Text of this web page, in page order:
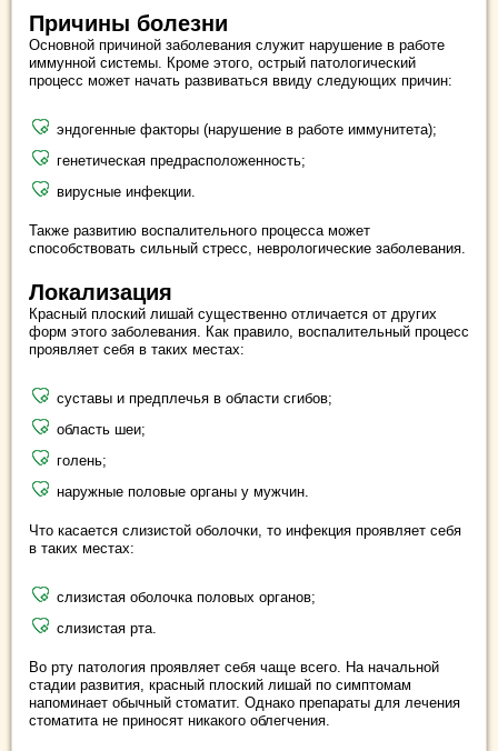
Причины болезни
Основной причиной заболевания служит нарушение в работе
иммунной системы. Кроме этого, острый патологический
процесс может начать развиваться ввиду следующих причин:
эндогенные факторы (нарушение в работе иммунитета);
генетическая предрасположенность;
вирусные инфекции.
Также развитию воспалительного процесса может
способствовать сильный стресс, неврологические заболевания.
Локализация
Красный плоский лишай существенно отличается от других
форм этого заболевания. Как правило, воспалительный процесс
проявляет себя в таких местах:
суставы и предплечья в области сгибов;
область шеи;
голень;
наружные половые органы у мужчин.
Что касается слизистой оболочки, то инфекция проявляет себя
в таких местах:
слизистая оболочка половых органов;
слизистая рта.
Во рту патология проявляет себя чаще всего. На начальной
стадии развития, красный плоский лишай по симптомам
напоминает обычный стоматит. Однако препараты для лечения
стоматита не приносят никакого облегчения.